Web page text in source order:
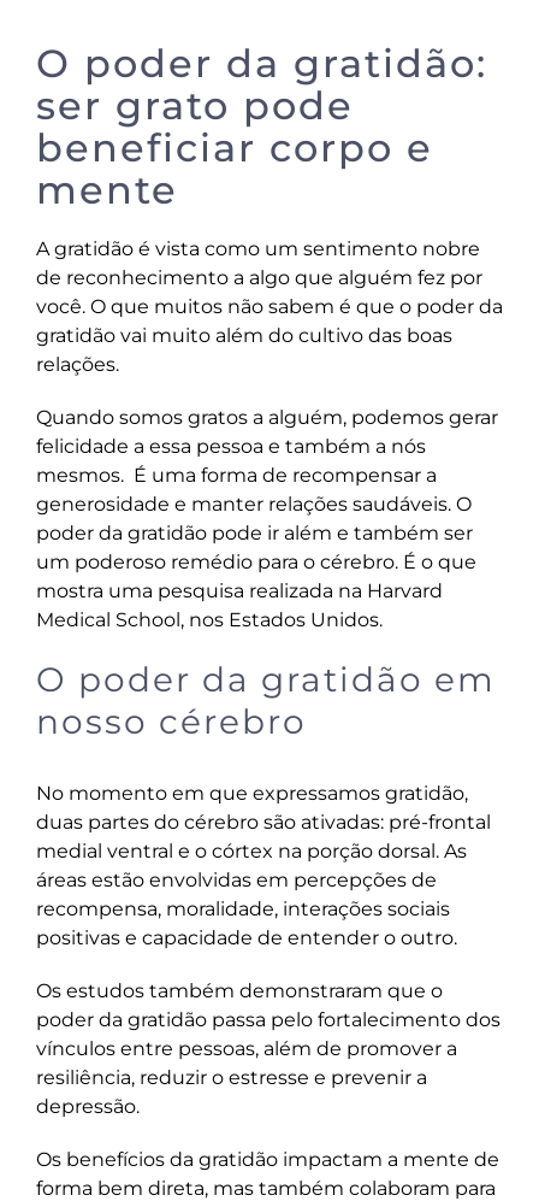
O poder da gratidão:
ser grato pode
beneficiar corpo e
mente
A gratidão é vista como um sentimento nobre
de reconhecimento a algo que alguém fez por
você. O que muitos não sabem é que o poder da
gratidão vai muito além do cultivo das boas
relações.
Quando somos gratos a alguém, podemos gerar
felicidade a essa pessoa e também a nós
mesmos. É uma forma de recompensar a
generosidade e manter relações saudáveis. O
poder da gratidão pode ir além e também ser
um poderoso remédio para o cérebro. É o que
mostra uma pesquisa realizada na Harvard
Medical School, nos Estados Unidos.
O poder da gratidão em
nosso cérebro
No momento em que expressamos gratidão,
duas partes do cérebro são ativadas: pré-frontal
medial ventral e o córtex na porção dorsal. As
áreas estão envolvidas em percepções de
recompensa, moralidade, interações sociais
positivas e capacidade de entender o outro.
Os estudos também demonstraram que o
poder da gratidão passa pelo fortalecimento dos
vínculos entre pessoas, além de promover a
resiliência, reduzir o estresse e prevenir a
depressão.
Os benefícios da gratidão impactam a mente de
forma bem direta, mas também colaboram para